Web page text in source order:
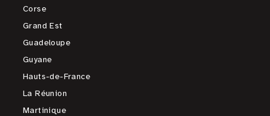
Corse
Grand Est
Guadeloupe
Guyane
Hauts-de-France
La Réunion
Martinique